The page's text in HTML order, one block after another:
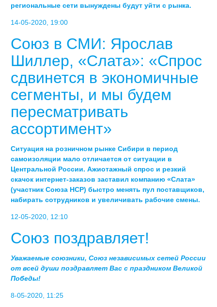
региональные сети вынуждены будут уйти с рынка.
14-05-2020, 19:00
Союз в СМИ: Ярослав
Шиллер, «Слата»: «Спрос
сдвинется в экономичные
сегменты, и мы будем
пересматривать
ассортимент»
Ситуация на розничном рынке Сибири в период
самоизоляции мало отличается от ситуации в
Центральной России. Ажиотажный спрос и резкий
скачок интернет-заказов заставил компанию «Слата»
(участник Союза НСР) быстро менять пул поставщиков,
набирать сотрудников и увеличивать рабочие смены.
12-05-2020, 12:10
Союз поздравляет!
Уважаемые союзники, Союз независимых сетей России
от всей души поздравляет Вас с праздником Великой
Победы!
8-05-2020, 11:25